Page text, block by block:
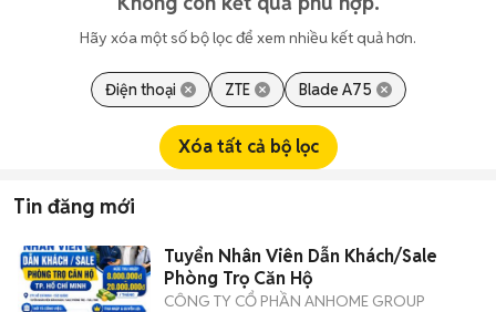
Hãy xóa một số bộ lọc để xem nhiều kết quả hơn.
Điện thoại ZTE Blade A75
Xóa tất cả bộ lọc
Tin đăng mới
Tuyển Nhân Viên Dẫn Khách/Sale
Phòng Trọ Căn Hộ
CÔNG TY CỔ PHẦN ANHOME GROUP